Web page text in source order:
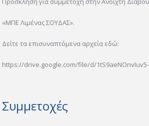
«ΜΠΕ Λιμένας ΣΟΥΔΑΣ».
Δείτε τα επισυναπτόμενα αρχεία εδώ:
https://drive.google.com/file/d/1tS9aeNOnvIuv5-
Συμμετοχές